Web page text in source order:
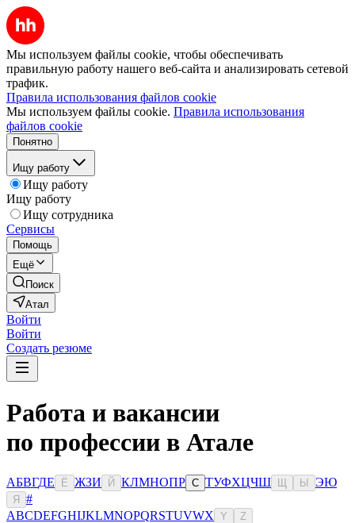
Мы используем файлы cookie, чтобы обеспечивать
правильную работу нашего веб-сайта и анализировать сетевой
трафик.
Правила использования файлов cookie
Мы используем файлы cookie. Правила использования
файлов cookie
Понятно
Ищу работу
Ищу работу
Ищу работу
Ищу сотрудника
Сервисы
Помощь
Ещё
Поиск
Атал
Войти
Войти
Создать резюме
Работа и вакансии
по профессии в Атале
АБВГДЕ Ё ЖЗИ Й КЛМНОПР С ТУФХЦЧШ Ы ЭЮ
Я
#
ABCDEFGHIJKLMNOPQRSTUVWX Y Z